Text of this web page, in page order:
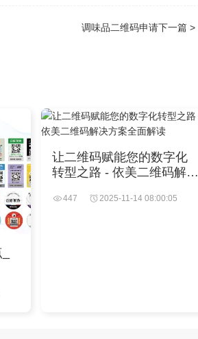
调味品二维码申请下一篇 >
让二维码赋能您的数字化
转型之路 - 依美二维码解决
447 2025-11-14 08:00:05